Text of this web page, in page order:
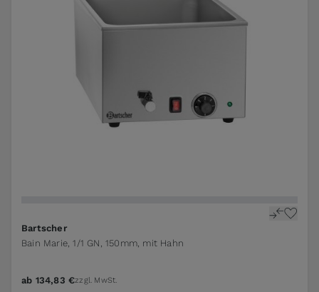
Bartscher
Bain Marie, 1/1 GN, 150mm, mit Hahn
ab 134,83 €zzgl. MwSt.